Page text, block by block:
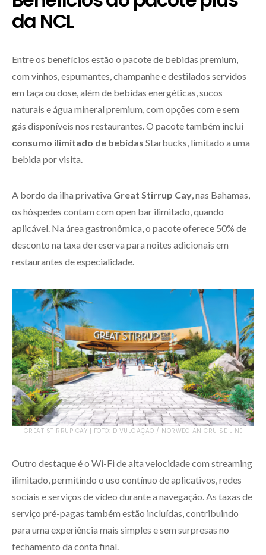
da NCL
Entre os benefícios estão o pacote de bebidas premium,
com vinhos, espumantes, champanhe e destilados servidos
em taça ou dose, além de bebidas energéticas, sucos
naturais e água mineral premium, com opções com e sem
gás disponíveis nos restaurantes. O pacote também inclui
consumo ilimitado de bebidas Starbucks, limitado a uma
bebida por visita.
A bordo da ilha privativa Great Stirrup Cay, nas Bahamas,
os hóspedes contam com open bar ilimitado, quando
aplicável. Na área gastronômica, o pacote oferece 50% de
desconto na taxa de reserva para noites adicionais em
restaurantes de especialidade.
GREAT STIRRUP CAY | FOTO: DIVULGAÇÃO / NORWEGIAN CRUISE LINE
Outro destaque é o Wi-Fi de alta velocidade com streaming
ilimitado, permitindo o uso contínuo de aplicativos, redes
sociais e serviços de vídeo durante a navegação. As taxas de
serviço pré-pagas também estão incluídas, contribuindo
para uma experiência mais simples e sem surpresas no
fechamento da conta final.